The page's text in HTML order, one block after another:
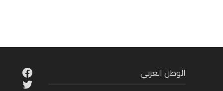
Twitter الوطن العربي